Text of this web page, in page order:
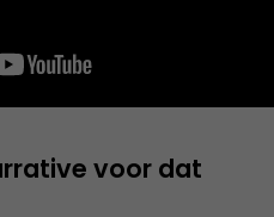
voor dat